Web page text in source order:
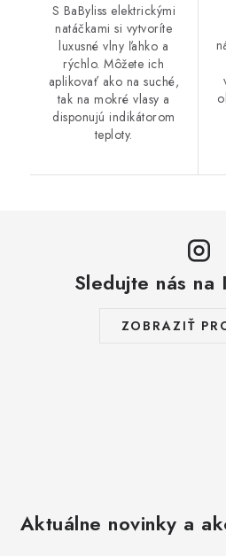
S BaByliss elektrickými
natáčkami si vytvoríte
luxusné vlny ľahko a
rýchlo. Môžete ich
aplikovať ako na suché,
tak na mokré vlasy a
disponujú indikátorom
teploty.
Sledujte nás na
ZOBRAZIŤ
Aktuálne novinky a